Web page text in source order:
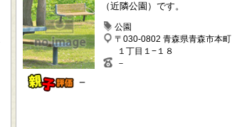
－
（近隣公園）です。
公園
〒030-0802 青森県青森市本町
１丁目１−１８
－